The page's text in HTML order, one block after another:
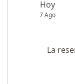
Hoy
7 Ago
La